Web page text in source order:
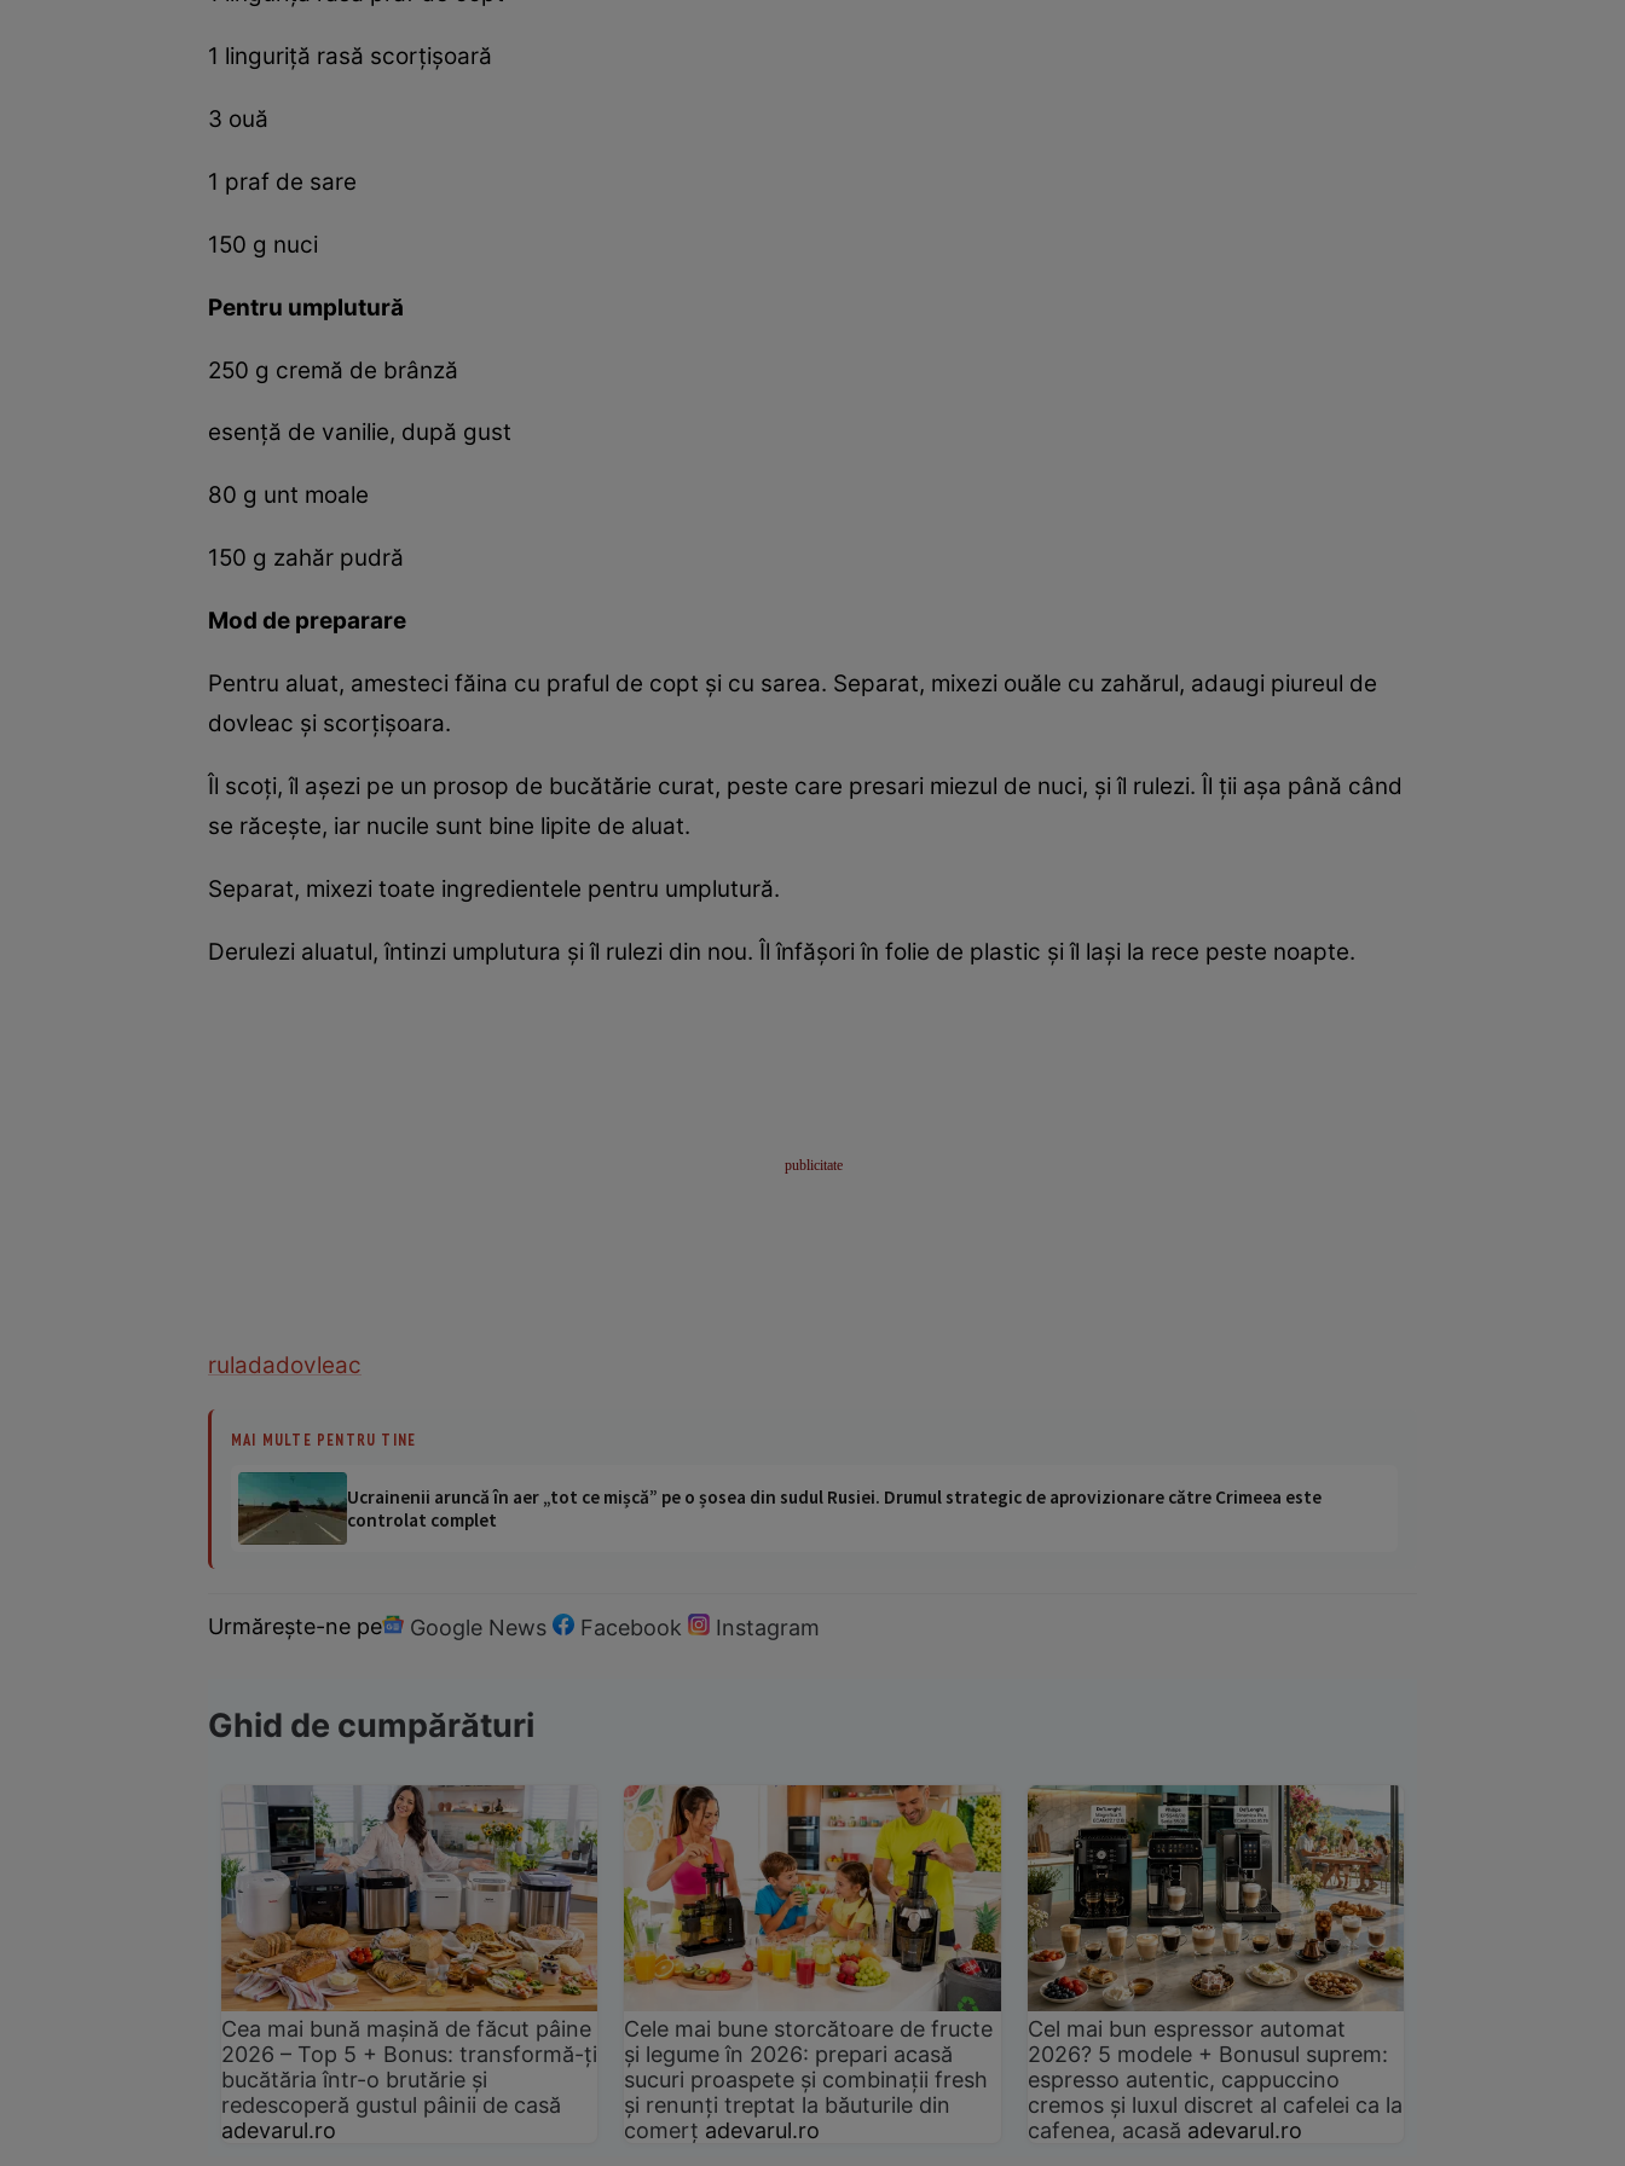
1 linguriță rasă scorțișoară
3 ouă
1 praf de sare
150 g nuci
Pentru umplutură
250 g cremă de brânză
esență de vanilie, după gust
80 g unt moale
150 g zahăr pudră
Mod de preparare
Pentru aluat, amesteci făina cu praful de copt și cu sarea. Separat, mixezi ouăle cu zahărul, adaugi piureul de
dovleac și scorțișoara.
Îl scoți, îl așezi pe un prosop de bucătărie curat, peste care presari miezul de nuci, și îl rulezi. Îl ții așa până când
se răcește, iar nucile sunt bine lipite de aluat.
Separat, mixezi toate ingredientele pentru umplutură.
Derulezi aluatul, întinzi umplutura și îl rulezi din nou. Îl înfășori în folie de plastic și îl lași la rece peste noapte.
ruladadovleac
MAI MULTE PENTRU TINE
Ucrainenii aruncă în aer „tot ce mișcă” pe o șosea din sudul Rusiei. Drumul strategic de aprovizionare către Crimeea este
controlat complet
Urmărește-ne pe Google News Facebook Instagram
Ghid de cumpărături
Cea mai bună mașină de făcut pâine
2026 – Top 5 + Bonus: transformă-ți
bucătăria într-o brutărie și
redescoperă gustul pâinii de casă
adevarul.ro
Cele mai bune storcătoare de fructe
și legume în 2026: prepari acasă
sucuri proaspete și combinații fresh
și renunți treptat la băuturile din
comerț adevarul.ro
Cel mai bun espressor automat
2026? 5 modele + Bonusul suprem:
espresso autentic, cappuccino
cremos și luxul discret al cafelei ca la
cafenea, acasă adevarul.ro